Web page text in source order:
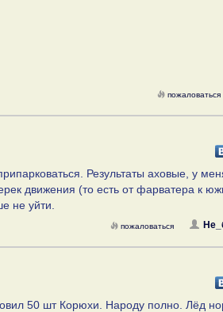
пожаловаться
Результаты аховые, у
движения (то есть от фарватера к
не уйти.
пожаловаться
50 шт Корюхи. Народу полно. Лёд